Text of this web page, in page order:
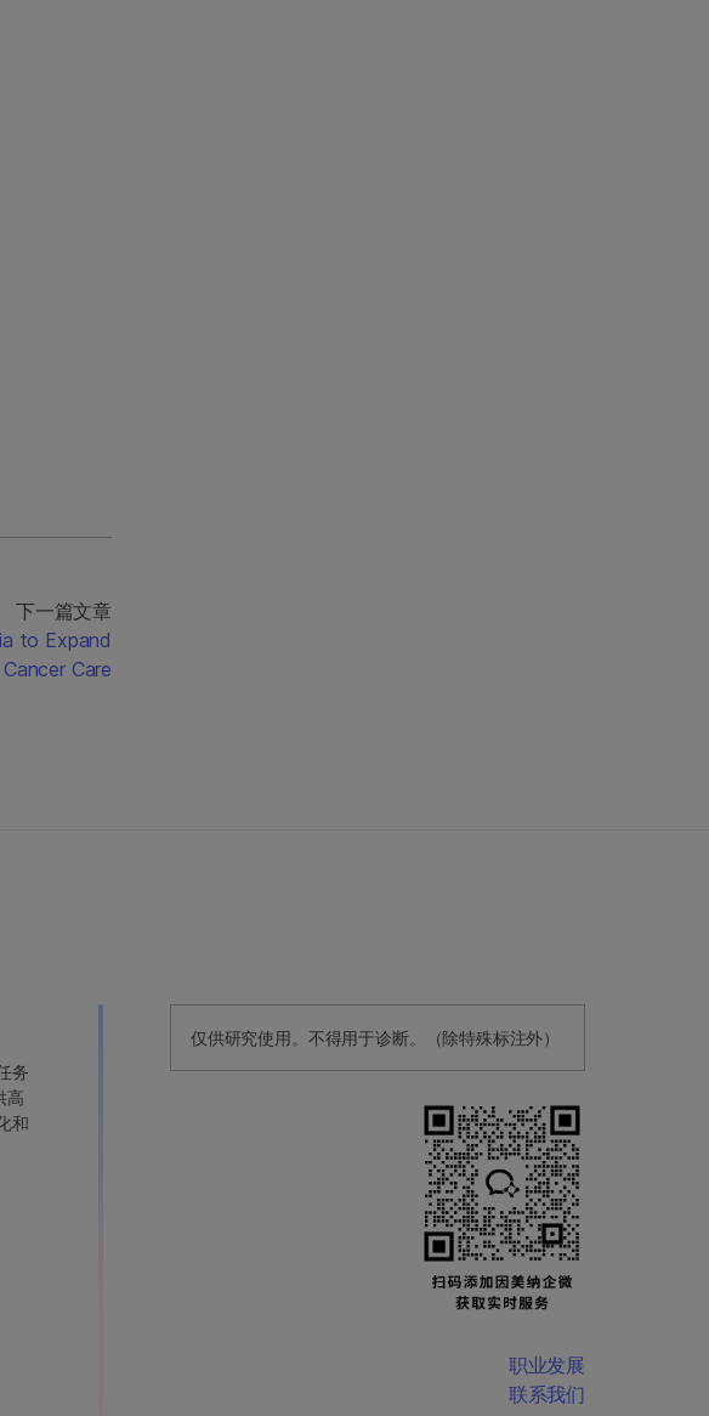
下一篇文章
to Expand
Care
仅供研究使用。不得用于诊断。（除特殊标注外）
务
高
和
职业发展
联系我们